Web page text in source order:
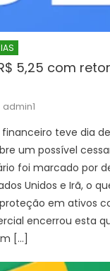
5,25 com
Author
admin1
financeiro teve dia
um possível
foi marcado por
Unidos e Irã, o
em ativos
encerrou esta
[…]